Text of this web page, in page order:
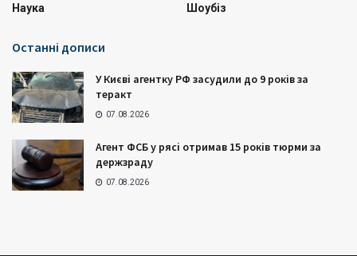
Наука
Шоубіз
Останні дописи
У Києві агентку РФ засудили до 9 років за
теракт
07.08.2026
Агент ФСБ у рясі отримав 15 років тюрми за
держзраду
07.08.2026